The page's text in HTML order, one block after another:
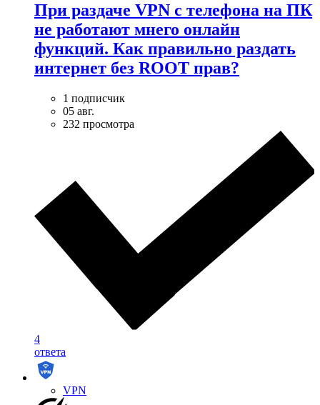
При раздаче VPN с телефона на ПК
не работают мнего онлайн
функций. Как правильно раздать
интернет без ROOT прав?
1 подписчик
05 авг.
232 просмотра
4
ответа
VPN